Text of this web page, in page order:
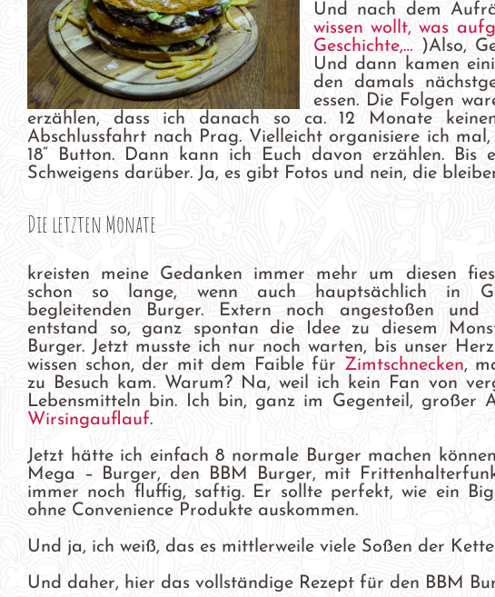
Und nach dem
wissen wollt, was
Geschichte,… )Also,
Und dann kamen
den damals
essen. Die Folgen
erzählen, dass ich danach so ca. 12 Monate
Abschlussfahrt nach Prag. Vielleicht organisiere ich
18“ Button. Dann kann ich Euch davon erzählen.
Schweigens darüber. Ja, es gibt Fotos und nein, die
Die letzten Monate
kreisten meine Gedanken immer mehr um diesen
schon so lange, wenn auch hauptsächlich in
begleitenden Burger. Extern noch angestoßen und
entstand so, ganz spontan die Idee zu diesem
Burger. Jetzt musste ich nur noch warten, bis unser
wissen schon, der mit dem Faible für Zimtschnecken,
zu Besuch kam. Warum? Na, weil ich kein Fan von
Lebensmitteln bin. Ich bin, ganz im Gegenteil, großer
Wirsingauflauf.
Jetzt hätte ich einfach 8 normale Burger machen
Mega – Burger, den BBM Burger, mit
immer noch fluffig, saftig. Er sollte perfekt, wie ein
ohne Convenience Produkte auskommen.
Und ja, ich weiß, das es mittlerweile viele Soßen der
Und daher, hier das vollständige Rezept für den BBM